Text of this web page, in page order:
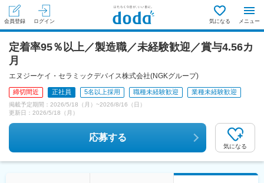
会員登録 ログイン 気になる メニュー
定着率95％以上／製造職／未経験歓迎／賞与4.56カ
月
エヌジーケイ・セラミックデバイス株式会社(NGKグループ)
締切間近 正社員 5名以上採用 職種未経験歓迎 業種未経験歓迎
掲載予定期間： 2026/5/18（月） ~2026/8/16（日）
更新日： 2026/5/18（月）
応募する
気になる